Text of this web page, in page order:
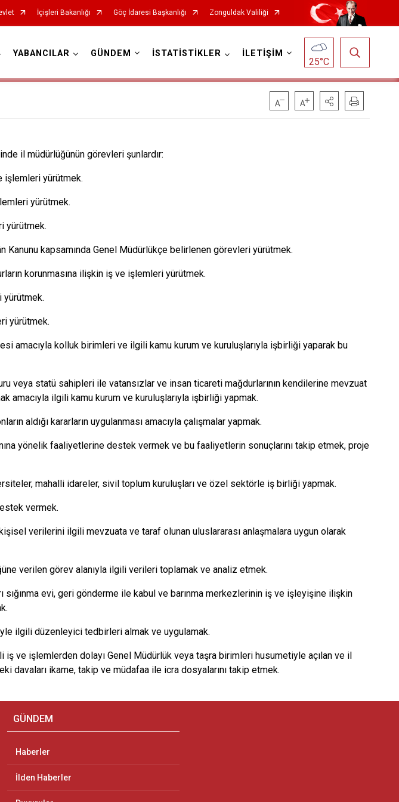
İçişleri Bakanlığı Göç İdaresi Başkanlığı Zonguldak Valiliği
YABANCILAR GÜNDEM İSTATİSTİKLER İLETİŞİM
25°C
il müdürlüğünün görevleri şunlardır:
yürütmek.
yürütmek.
yürütmek.
Kanunu kapsamında Genel Müdürlükçe belirlenen görevleri yürütmek.
korunmasına ilişkin iş ve işlemleri yürütmek.
yürütmek.
amacıyla kolluk birimleri ve ilgili kamu kurum ve kuruluşlarıyla işbirliği yaparak bu
veya statü sahipleri ile vatansızlar ve insan ticareti mağdurlarının kendilerine mevzuat
amacıyla ilgili kamu kurum ve kuruluşlarıyla işbirliği yapmak.
aldığı kararların uygulanması amacıyla çalışmalar yapmak.
yönelik faaliyetlerine destek vermek ve bu faaliyetlerin sonuçlarını takip etmek, proje
mahalli idareler, sivil toplum kuruluşları ve özel sektörle iş birliği yapmak.
vermek.
verilerini ilgili mevzuata ve taraf olunan uluslararası anlaşmalara uygun olarak
verilen görev alanıyla ilgili verileri toplamak ve analiz etmek.
sığınma evi, geri gönderme ile kabul ve barınma merkezlerinin iş ve işleyişine ilişkin
ilgili düzenleyici tedbirleri almak ve uygulamak.
iş ve işlemlerden dolayı Genel Müdürlük veya taşra birimleri husumetiyle açılan ve il
davaları ikame, takip ve müdafaa ile icra dosyalarını takip etmek.
GÜNDEM
Haberler
İlden Haberler